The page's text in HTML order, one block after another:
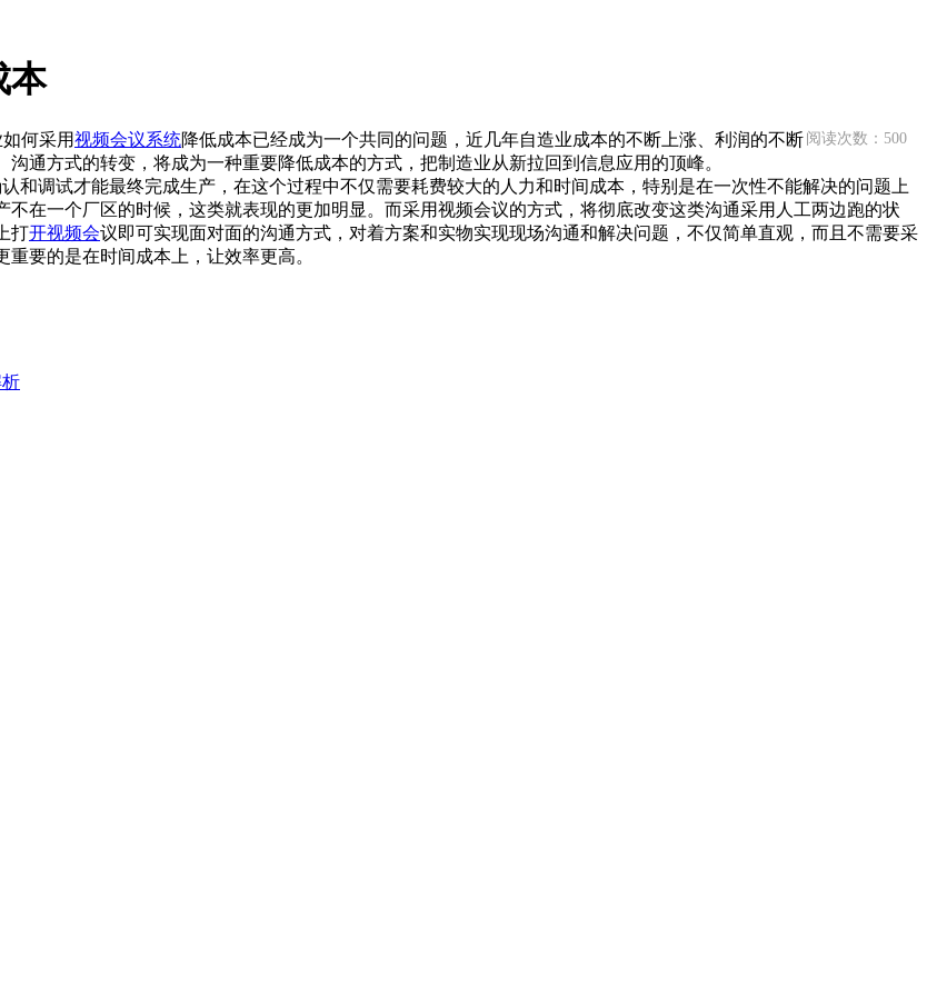
本
阅读次数：500
何采用视频会议系统降低成本已经成为一个共同的问题，近几年自造业成本的不断上涨、利润的不断
通方式的转变，将成为一种重要降低成本的方式，把制造业从新拉回到信息应用的顶峰。
和调试才能最终完成生产，在这个过程中不仅需要耗费较大的人力和时间成本，特别是在一次性不能解决的问题上
在一个厂区的时候，这类就表现的更加明显。而采用视频会议的方式，将彻底改变这类沟通采用人工两边跑的状
打开视频会议即可实现面对面的沟通方式，对着方案和实物实现现场沟通和解决问题，不仅简单直观，而且不需要采
要的是在时间成本上，让效率更高。